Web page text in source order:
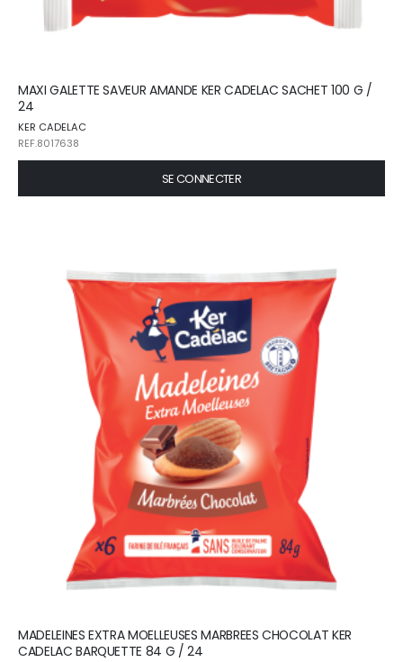
MAXI GALETTE SAVEUR AMANDE KER CADELAC SACHET 100 G /
24
KER CADELAC
REF.8017638
SE CONNECTER
MADELEINES EXTRA MOELLEUSES MARBREES CHOCOLAT KER
CADELAC BARQUETTE 84 G / 24